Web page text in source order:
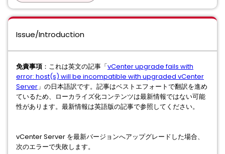
Issue/Introduction
免責事項 ：これは英文の記事「vCenter upgrade fails with
error: host(s) will be incompatible with upgraded vCenter
Server」の日本語訳です。記事はベストエフォートで翻訳を進め
ているため、ローカライズ化コンテンツは最新情報ではない可能
性があります。最新情報は英語版の記事で参照してください。
vCenter Server を最新バージョンへアップグレードした場合、
次のエラーで失敗します。